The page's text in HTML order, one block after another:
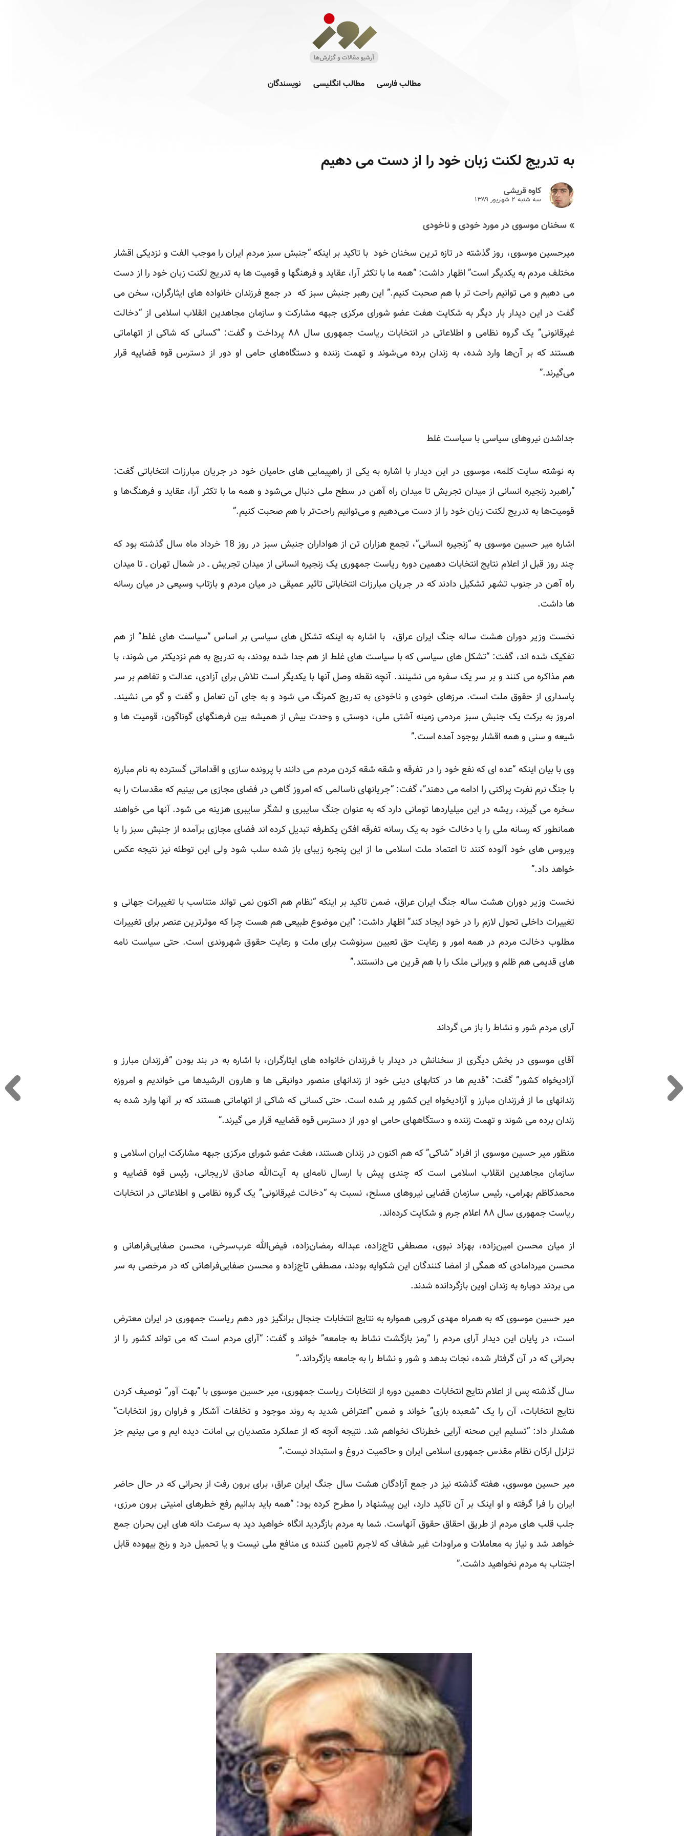
مطالب فارسی مطالب انگلیسی نویسندگان
به تدریج لکنت زبان خود را از دست می دهیم
کاوه قریشی
سه شنبه ۲ شهريور ۱۳۸۹
» سخنان موسوی در مورد خودی و ناخودی
میرحسین موسوی، روز گذشته در تازه ترین سخنان خود با تاکید بر اینکه “جنبش سبز مردم ایران را موجب الفت و نزدیکی اقشار
مختلف مردم به یکدیگر است” اظهار داشت: “همه ما با تکثر آرا، عقاید و فرهنگها و قومیت ها به تدریج لکنت زبان خود را از دست
می دهیم و می توانیم راحت تر با هم صحبت کنیم.” این رهبر جنبش سبز که در جمع فرزندان خانواده های ایثارگران، سخن می
گفت در این دیدار بار دیگر به شکایت هفت عضو شورای مرکزی جبهه مشارکت و سازمان مجاهدین انقلاب اسلامی از “دخالت
غیرقانونی” یک گروه نظامی و اطلاعاتی در انتخابات ریاست جمهوری سال ۸۸ پرداخت و گفت: “کسانی که شاکی از اتهاماتی
هستند که بر آن‌ها وارد شده، به زندان برده می‌شوند و تهمت زننده و دستگاه‌های حامی او دور از دسترس قوه قضاییه قرار
می‌گیرند.”
جداشدن نیروهای سیاسی با سیاست غلط
به نوشته سایت کلمه، موسوی در این دیدار با اشاره به یکی از راهپیمایی های حامیان خود در جریان مبارزات انتخاباتی گفت:
“راهبرد زنجیره انسانی از میدان تجریش تا میدان راه آهن در سطح ملی دنبال می‌شود و همه ما با تکثر آرا، عقاید و فرهنگ‌ها و
قومیت‌ها به تدریج لکنت زبان خود را از دست می‌دهیم و می‌توانیم راحت‌تر با هم صحبت کنیم.”
اشاره میر حسین موسوی به “زنجیره انسانی”، تجمع هزاران تن از هواداران جنبش سبز در روز 18 خرداد ماه سال گذشته بود که
چند روز قبل از اعلام نتایج انتخابات دهمین دوره ریاست جمهوری یک زنجیره انسانی از میدان تجریش ـ در شمال تهران ـ تا میدان
راه آهن در جنوب تشهر تشکیل دادند که در جریان مبارزات انتخاباتی تاثیر عمیقی در میان مردم و بازتاب وسیعی در میان رسانه
ها داشت.
نخست وزیر دوران هشت ساله جنگ ایران عراق، با اشاره به اینکه تشکل های سیاسی بر اساس “سیاست های غلط” از هم
تفکیک شده اند، گفت: “تشکل های سیاسی که با سیاست های غلط از هم جدا شده بودند، به تدریج به هم نزدیکتر می شوند، با
هم مذاکره می کنند و بر سر یک سفره می نشینند. آنچه نقطه وصل آنها با یکدیگر است تلاش برای آزادی، عدالت و تفاهم بر سر
پاسداری از حقوق ملت است. مرزهای خودی و ناخودی به تدریج کمرنگ می شود و به جای آن تعامل و گفت و گو می نشیند.
امروز به برکت یک جنبش سبز مردمی زمینه آشتی ملی، دوستی و وحدت بیش از همیشه بین فرهنگهای گوناگون، قومیت ها و
شیعه و سنی و همه اقشار بوجود آمده است.”
وی با بیان اینکه “عده ای که نفع خود را در تفرقه و شقه شقه کردن مردم می دانند با پرونده سازی و اقداماتی گسترده به نام مبارزه
با جنگ نرم نفرت پراکنی را ادامه می دهند”، گفت: “جریانهای ناسالمی که امروز گاهی در فضای مجازی می بینیم که مقدسات را به
سخره می گیرند، ریشه در این میلیاردها تومانی دارد که به عنوان جنگ سایبری و لشگر سایبری هزینه می شود. آنها می خواهند
همانطور که رسانه ملی را با دخالت خود به یک رسانه تفرقه افکن یکطرفه تبدیل کرده اند فضای مجازی برآمده از جنبش سبز را با
ویروس های خود آلوده کنند تا اعتماد ملت اسلامی ما از این پنجره زیبای باز شده سلب شود ولی این توطئه نیز نتیجه عکس
خواهد داد.”
نخست وزیر دوران هشت ساله جنگ ایران عراق، ضمن تاکید بر اینکه “نظام هم اکنون نمی تواند متناسب با تغییرات جهانی و
تغییرات داخلی تحول لازم را در خود ایجاد کند” اظهار داشت: “این موضوع طبیعی هم هست چرا که موثرترین عنصر برای تغییرات
مطلوب دخالت مردم در همه امور و رعایت حق تعیین سرنوشت برای ملت و رعایت حقوق شهروندی است. حتی سیاست نامه
های قدیمی هم ظلم و ویرانی ملک را با هم قرین می دانستند.”
آرای مردم شور و نشاط را باز می گرداند
آقای موسوی در بخش دیگری از سخنانش در دیدار با فرزندان خانواده های ایثارگران، با اشاره به در بند بودن “فرزندان مبارز و
آزادیخواه کشور” گفت: “قدیم ها در کتابهای دینی خود از زندانهای منصور دوانیقی ها و هارون الرشیدها می خواندیم و امروزه
زندانهای ما از فرزندان مبارز و آزادیخواه این کشور پر شده است. حتی کسانی که شاکی از اتهاماتی هستند که بر آنها وارد شده به
زندان برده می شوند و تهمت زننده و دستگاههای حامی او دور از دسترس قوه قضاییه قرار می گیرند.”
منظور میر حسین موسوی از افراد “شاکی” که هم اکنون در زندان هستند، هفت عضو شورای مرکزی جبهه مشارکت ایران اسلامی و
سازمان مجاهدین انقلاب اسلامی است که چندی پیش با ارسال نامه‌ای به آیت‌الله صادق لاریجانی، رئیس قوه قضاییه و
محمدکاظم بهرامی، رئیس سازمان قضایی نیروهای مسلح، نسبت به “دخالت غیرقانونی” یک گروه نظامی و اطلاعاتی در انتخابات
ریاست جمهوری سال ۸۸ اعلام جرم و شکایت کرده‌اند.
از میان محسن امین‌زاده، بهزاد نبوی، مصطفی تاج‌زاده، عبداله رمضان‌زاده، فیض‌الله عرب‌سرخی، محسن صفایی‌فراهانی و
محسن میردامادی که همگی از امضا کنندگان این شکوایه بودند، مصطفی تاج‌زاده و محسن صفایی‌فراهانی که در مرخصی به سر
می بردند دوباره به زندان اوین بازگردانده شدند.
میر حسین موسوی که به همراه مهدی کروبی همواره به نتایج انتخابات جنجال برانگیز دور دهم ریاست جمهوری در ایران معترض
است، در پایان این دیدار آرای مردم را “رمز بازگشت نشاط به جامعه” خواند و گفت: “آرای مردم است که می تواند کشور را از
بحرانی که در آن گرفتار شده، نجات بدهد و شور و نشاط را به جامعه بازگرداند.”
سال گذشته پس از اعلام نتایج انتخابات دهمین دوره از انتخابات ریاست جمهوری، میر حسین موسوی با “بهت آور” توصیف کردن
نتایج انتخابات، آن را یک “شعبده بازی” خواند و ضمن “اعتراض شدید به روند موجود و تخلفات آشکار و فراوان روز انتخابات”
هشدار داد: “تسلیم این صحنه آرایی خطرناک نخواهم شد. نتیجه آنچه که از عملکرد متصدیان بی امانت دیده ایم و می بینیم جز
تزلزل ارکان نظام مقدس جمهوری اسلامی ایران و حاکمیت دروغ و استبداد نیست.”
میر حسین موسوی، هفته گذشته نیز در جمع آزادگان هشت سال جنگ ایران عراق، برای برون رفت از بحرانی که در حال حاضر
ایران را فرا گرفته و او اینک بر آن تاکید دارد، این پیشنهاد را مطرح کرده بود: “همه باید بدانیم رفع خطرهای امنیتی برون مرزی،
جلب قلب های مردم از طریق احقاق حقوق آنهاست. شما به مردم بازگردید انگاه خواهید دید به سرعت دانه های این بحران جمع
خواهد شد و نیاز به معاملات و مراودات غیر شفاف که لاجرم تامین کننده ی منافع ملی نیست و یا تحمیل درد و رنج بیهوده قابل
اجتناب به مردم نخواهید داشت.”